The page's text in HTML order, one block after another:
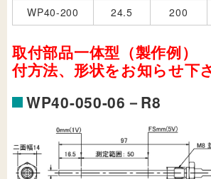
WP40-200
24.5 200
取付部品一体型（製作例）
付方法、形状をお知らせ下
WP40-050-06－R8